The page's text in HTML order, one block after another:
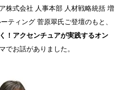
株式会社 人事本部 人材戦略統括 増
ティング 菅原翠氏ご登壇のもと、
！アクセンチュアが実践するオン
でお話がありました。